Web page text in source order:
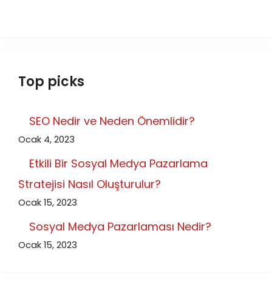
Top picks
SEO Nedir ve Neden Önemlidir?
Ocak 4, 2023
Etkili Bir Sosyal Medya Pazarlama
Stratejisi Nasıl Oluşturulur?
Ocak 15, 2023
Sosyal Medya Pazarlaması Nedir?
Ocak 15, 2023